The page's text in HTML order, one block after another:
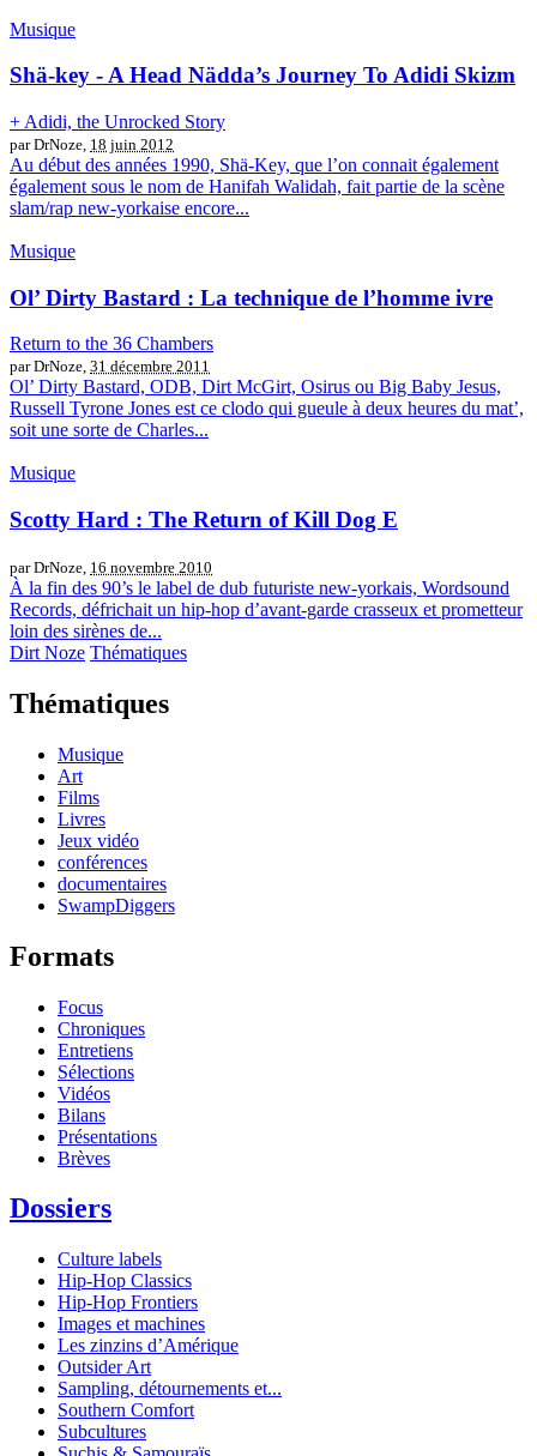
Musique
Shä-key - A Head Nädda’s Journey To Adidi Skizm
+ Adidi, the Unrocked Story
par DrNoze, 18 juin 2012
Au début des années 1990, Shä-Key, que l’on connait également
également sous le nom de Hanifah Walidah, fait partie de la scène
slam/rap new-yorkaise encore...
Musique
Ol’ Dirty Bastard : La technique de l’homme ivre
Return to the 36 Chambers
par DrNoze, 31 décembre 2011
Ol’ Dirty Bastard, ODB, Dirt McGirt, Osirus ou Big Baby Jesus,
Russell Tyrone Jones est ce clodo qui gueule à deux heures du mat’,
soit une sorte de Charles...
Musique
Scotty Hard : The Return of Kill Dog E
par DrNoze, 16 novembre 2010
À la fin des 90’s le label de dub futuriste new-yorkais, Wordsound
Records, défrichait un hip-hop d’avant-garde crasseux et prometteur
loin des sirènes de...
Dirt Noze Thématiques
Thématiques
Musique
Art
Films
Livres
Jeux vidéo
conférences
documentaires
SwampDiggers
Formats
Focus
Chroniques
Entretiens
Sélections
Vidéos
Bilans
Présentations
Brèves
Dossiers
Culture labels
Hip-Hop Classics
Hip-Hop Frontiers
Images et machines
Les zinzins d’Amérique
Outsider Art
Sampling, détournements et...
Southern Comfort
Subcultures